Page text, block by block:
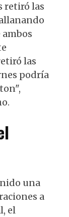
retiró las
las
podría
una
a
el